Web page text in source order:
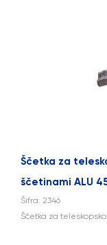
Ščetka za
ščetinami ALU
Šifra: 2346
Ščetka za